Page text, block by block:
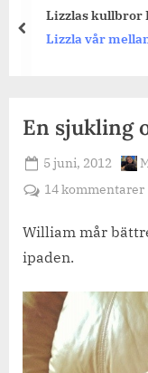
Lizzlas kullbror
Lizzla vår
prev
En sjukling
Posted
on
5 juni, 2012
14 kommentarer
William mår
ipaden.